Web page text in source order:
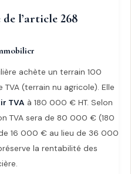
l’article 268
achète un terrain 100
(terrain nu agricole). Elle
TVA à 180 000 € HT. Selon
TVA sera de 80 000 € (180
16 000 € au lieu de 36 000
la rentabilité des